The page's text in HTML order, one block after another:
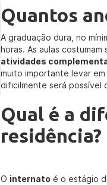
Quantos
A graduação dura, no
horas. As aulas costumam
atividades
muito importante levar
dificilmente será possível
Qual é a
residência?
O internato é o estágio